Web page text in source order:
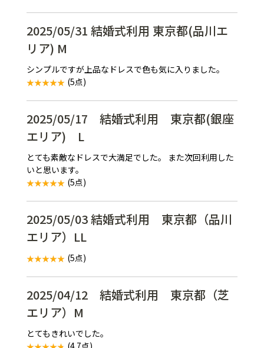
2025/05/31 結婚式利用 東京都(品川エ
リア) M
シンプルですが上品なドレスで色も気に入りました。
(5点)
2025/05/17 結婚式利用 東京都(銀座
エリア) L
とても素敵なドレスで大満足でした。 また次回利用した
いと思います。
(5点)
2025/05/03 結婚式利用 東京都（品川
エリア）LL
(5点)
2025/04/12 結婚式利用 東京都（芝
エリア）M
とてもきれいでした。
(4.7点)